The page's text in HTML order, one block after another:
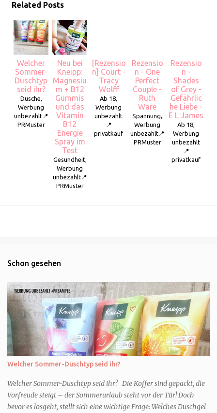
Related Posts
Welcher
Sommer-
Duschtyp
seid ihr?
Dusche,
Werbung
unbezahlt📍
PRMuster
Neu bei
Kneipp:
Magnesiu
m + B12
Gummis
und das
Vitamin
B12
Energie
Spray im
Test
Gesundheit,
Werbung
unbezahlt📍
PRMuster
[Rezensio
n] Court -
Tracy
Wolff
Ab 18,
Werbung
unbezahlt
📍
privatkauf
Rezensio
n - One
Perfect
Couple -
Ruth
Ware
Spannung,
Werbung
unbezahlt📍
PRMuster
Rezensio
n -
Shades
of Grey -
Gefährlic
he Liebe -
E L James
Ab 18,
Werbung
unbezahlt
📍
privatkauf
Schon gesehen
Welcher Sommer-Duschtyp seid ihr?
Welcher Sommer-Duschtyp seid ihr? Die Koffer sind gepackt, die
Vorfreude steigt – der Sommerurlaub steht vor der Tür! Doch
bevor es losgeht, stellt sich eine wichtige Frage: Welches Duschgel